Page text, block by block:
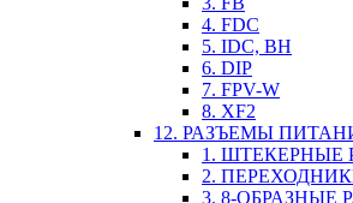
4. FDC
5. IDC, BH
6. DIP
7. FPV-W
8. XF2
12. РАЗЪЕМЫ
1. ШТЕКЕРНЫЕ
2.
3. 8-ОБРАЗНЫЕ